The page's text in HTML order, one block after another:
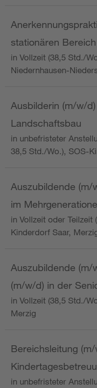
stationären Bereich
in Vollzeit (38,5 Std./
Niedernhausen-
Ausbilderin (m/w/
Landschaftsbau
in unbefristeter
38,5 Std./Wo.), SOS-
Auszubildende
im
in Vollzeit oder
Kinderdorf Saar,
Auszubildende (m/
(m/w/d) in der
in Vollzeit (38,5 Std./
Merzig
Bereichsleitung
in unbefristeter